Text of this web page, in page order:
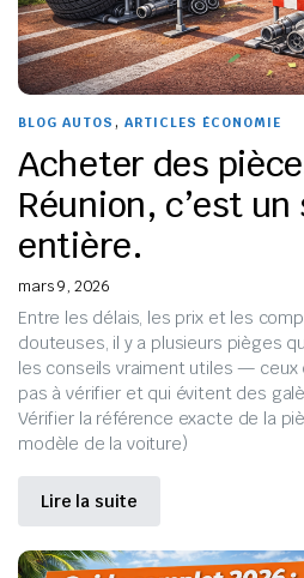
BLOG AUTOS , ARTICLES ÉCONOMIE
Acheter des
Réunion, c’est
entière.
mars 9, 2026
Entre les délais, les prix et les
douteuses, il y a plusieurs pièges
les conseils vraiment utiles —
pas à vérifier et qui évitent des
Vérifier la référence exacte de la
modèle de la voiture)
Lire la suite